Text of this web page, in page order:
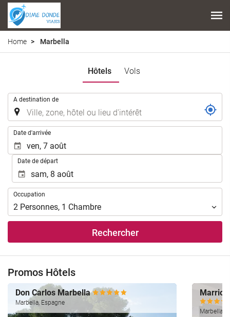
Home Marbella
Hôtels Vols
A destination de
Date d'arrivée
Date de départ
Occupation
Occupation
2 Personnes, 1 Chambre
Rechercher
Promos Hôtels
Don Carlos Marbella
Marbella, Espagne
Marbella,